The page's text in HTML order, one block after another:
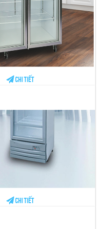
Chi tiết
Chi tiết